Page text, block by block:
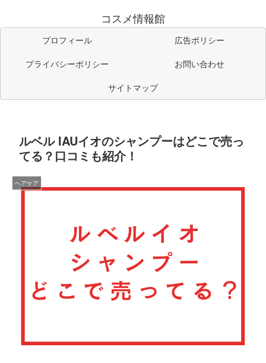
コスメ情報館
プロフィール
広告ポリシー
プライバシーポリシー
お問い合わせ
サイトマップ
ルベル IAUイオのシャンプーはどこで売っ
てる？口コミも紹介！
ヘアケア